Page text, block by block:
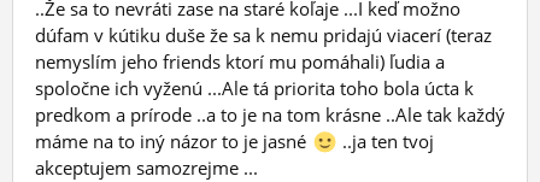
..Že sa to nevráti zase na staré koľaje ...I keď možno
dúfam v kútiku duše že sa k nemu pridajú viacerí (teraz
nemyslím jeho friends ktorí mu pomáhali) ľudia a
spoločne ich vyženú ...Ale tá priorita toho bola úcta k
predkom a prírode ..a to je na tom krásne ..Ale tak každý
máme na to iný názor to je jasné
..ja ten tvoj
akceptujem samozrejme ...